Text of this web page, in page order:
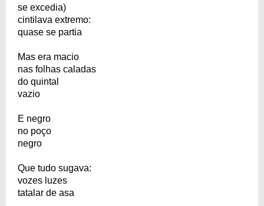
se excedia)
cintilava extremo:
quase se partia
Mas era macio
nas folhas caladas
do quintal
vazio
E negro
no poço
negro
Que tudo sugava:
vozes luzes
tatalar de asa